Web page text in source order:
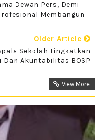
Dewan Pers, Demi
Membangun
Older Article
Sekolah Tingkatkan
Dan Akuntabilitas BOSP
View More